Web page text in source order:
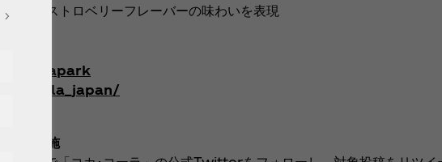
」のストロベリーフレーバーの味わいを表現
ンを実施